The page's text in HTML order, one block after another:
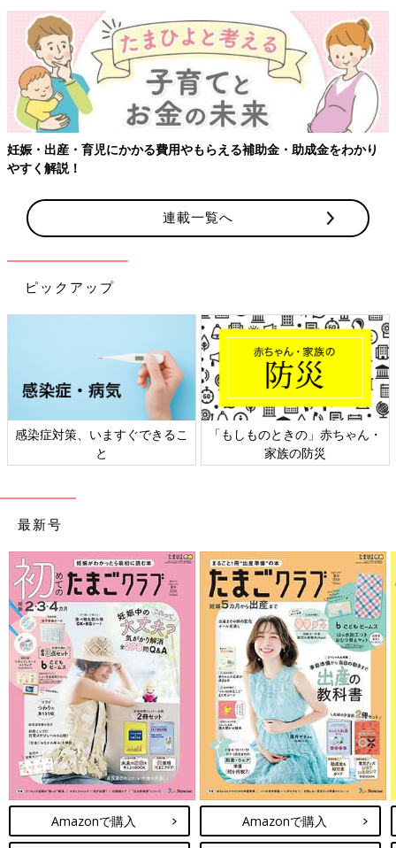
【ワクチン接種できるものも】妊婦の感染症対策、知っておいて！
連載一覧へ
ピックアップ
日本外来小児科学会リーフレッ
ト検討会
六星占術 細木かおりさんの人生
相談
最新号
Amazonで購入 Amazonで購入